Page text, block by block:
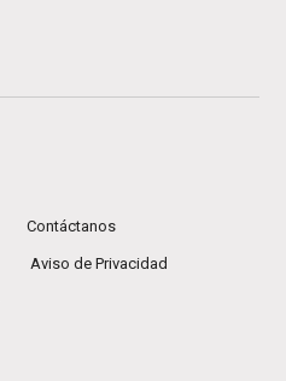
Contáctanos
Aviso de Privacidad